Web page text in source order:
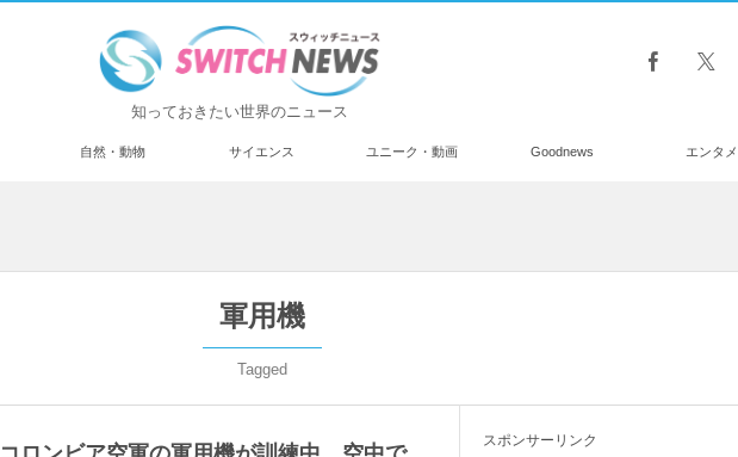
知っておきたい世界のニュース
自然・動物 サイエンス ユニーク・動画 Goodnews エンタメ
軍用機
Tagged
スポンサーリンク